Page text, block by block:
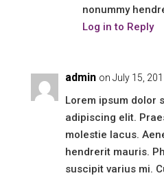
nonummy
Log in to Reply
admin on July 15,
Lorem ipsum dolor
adipiscing elit.
molestie lacus.
hendrerit mauris.
suscipit varius mi.